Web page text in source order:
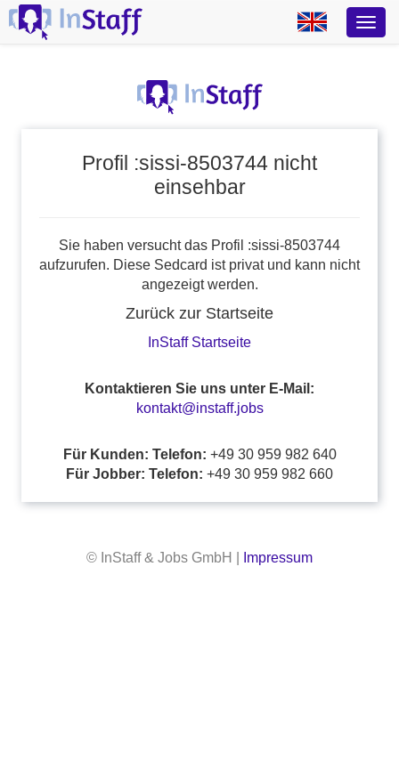
Profil :sissi-8503744 nicht
einsehbar
Sie haben versucht das Profil :sissi-8503744
aufzurufen. Diese Sedcard ist privat und kann nicht
angezeigt werden.
Zurück zur Startseite
InStaff Startseite
Kontaktieren Sie uns unter E-Mail:
kontakt@instaff.jobs
Für Kunden: Telefon: +49 30 959 982 640
Für Jobber: Telefon: +49 30 959 982 660
© InStaff & Jobs GmbH | Impressum